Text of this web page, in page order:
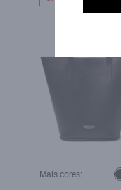
Mais cores: